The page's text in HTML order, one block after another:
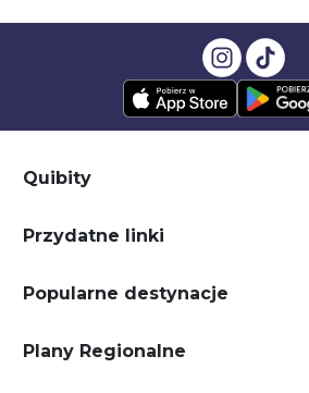
Quibity
Przydatne linki
Popularne destynacje
Plany Regionalne